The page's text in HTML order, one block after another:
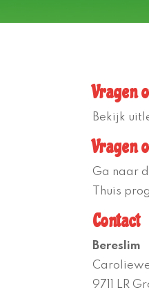
Vragen
Bekijk
Vragen
Ga naar
Thuis
Contact
Bereslim
9711 LR